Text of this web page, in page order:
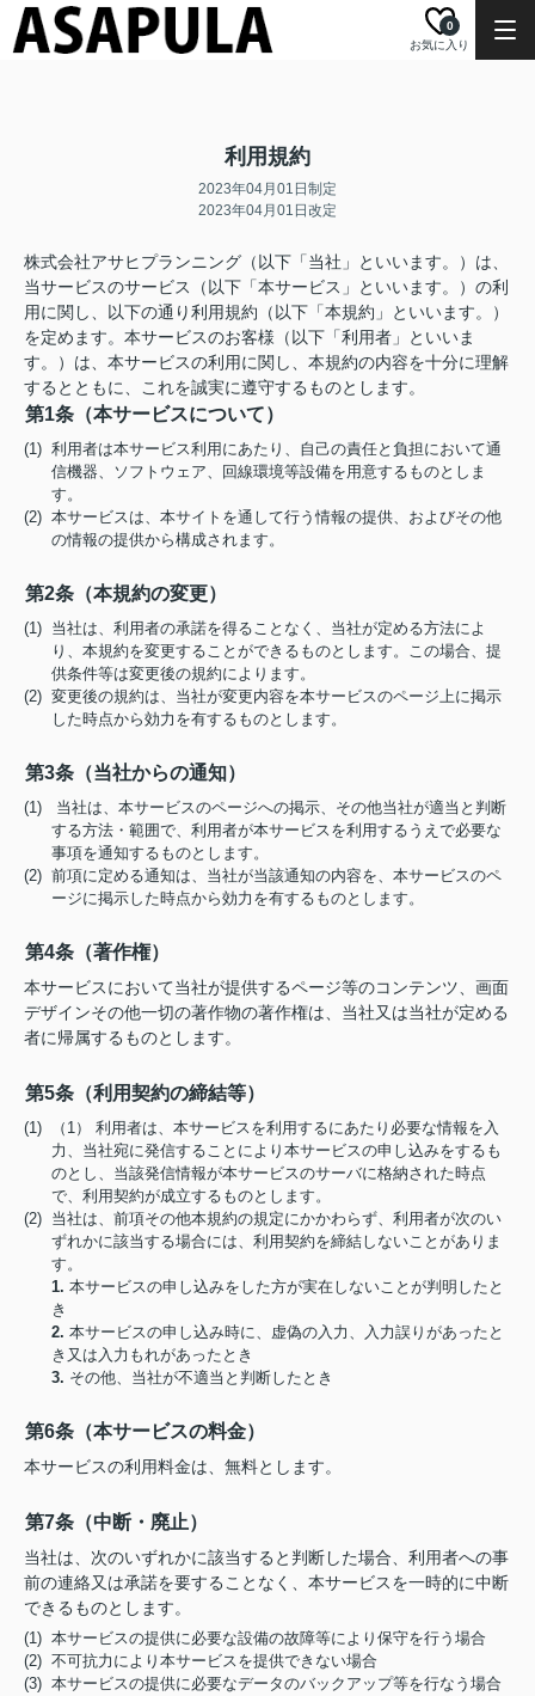
お気に入り
0
利用規約
2023年04月01日制定
2023年04月01日改定
株式会社アサヒプランニング（以下「当社」といいます。）は、
当サービスのサービス（以下「本サービス」といいます。）の利
用に関し、以下の通り利用規約（以下「本規約」といいます。）
を定めます。本サービスのお客様（以下「利用者」といいま
す。）は、本サービスの利用に関し、本規約の内容を十分に理解
するとともに、これを誠実に遵守するものとします。
第1条（本サービスについて）
(1) 利用者は本サービス利用にあたり、自己の責任と負担において通
信機器、ソフトウェア、回線環境等設備を用意するものとしま
す。
(2) 本サービスは、本サイトを通して行う情報の提供、およびその他
の情報の提供から構成されます。
第2条（本規約の変更）
(1) 当社は、利用者の承諾を得ることなく、当社が定める方法によ
り、本規約を変更することができるものとします。この場合、提
供条件等は変更後の規約によります。
(2) 変更後の規約は、当社が変更内容を本サービスのページ上に掲示
した時点から効力を有するものとします。
第3条（当社からの通知）
(1) 当社は、本サービスのページへの掲示、その他当社が適当と判断
する方法・範囲で、利用者が本サービスを利用するうえで必要な
事項を通知するものとします。
(2) 前項に定める通知は、当社が当該通知の内容を、本サービスのペ
ージに掲示した時点から効力を有するものとします。
第4条（著作権）
本サービスにおいて当社が提供するページ等のコンテンツ、画面
デザインその他一切の著作物の著作権は、当社又は当社が定める
者に帰属するものとします。
第5条（利用契約の締結等）
(1) （1） 利用者は、本サービスを利用するにあたり必要な情報を入
力、当社宛に発信することにより本サービスの申し込みをするも
のとし、当該発信情報が本サービスのサーバに格納された時点
で、利用契約が成立するものとします。
(2) 当社は、前項その他本規約の規定にかかわらず、利用者が次のい
ずれかに該当する場合には、利用契約を締結しないことがありま
す。
1. 本サービスの申し込みをした方が実在しないことが判明したと
き
2. 本サービスの申し込み時に、虚偽の入力、入力誤りがあったと
き又は入力もれがあったとき
3. その他、当社が不適当と判断したとき
第6条（本サービスの料金）
本サービスの利用料金は、無料とします。
第7条（中断・廃止）
当社は、次のいずれかに該当すると判断した場合、利用者への事
前の連絡又は承諾を要することなく、本サービスを一時的に中断
できるものとします。
(1) 本サービスの提供に必要な設備の故障等により保守を行う場合
(2) 不可抗力により本サービスを提供できない場合
(3) 本サービスの提供に必要なデータのバックアップ等を行なう場合